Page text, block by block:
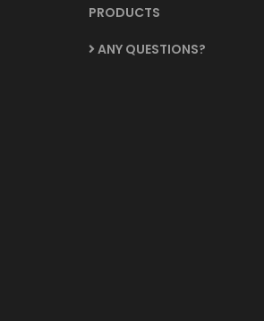
PRODUCTS
ANY QUESTIONS?